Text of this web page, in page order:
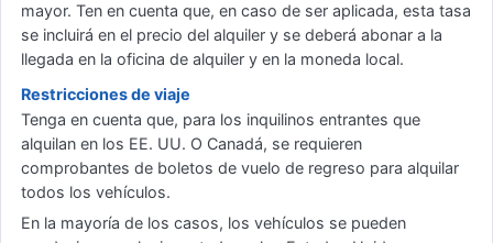
mayor. Ten en cuenta que, en caso de ser aplicada, esta tasa
se incluirá en el precio del alquiler y se deberá abonar a la
llegada en la oficina de alquiler y en la moneda local.
Restricciones de viaje
Tenga en cuenta que, para los inquilinos entrantes que
alquilan en los EE. UU. O Canadá, se requieren
comprobantes de boletos de vuelo de regreso para alquilar
todos los vehículos.
En la mayoría de los casos, los vehículos se pueden